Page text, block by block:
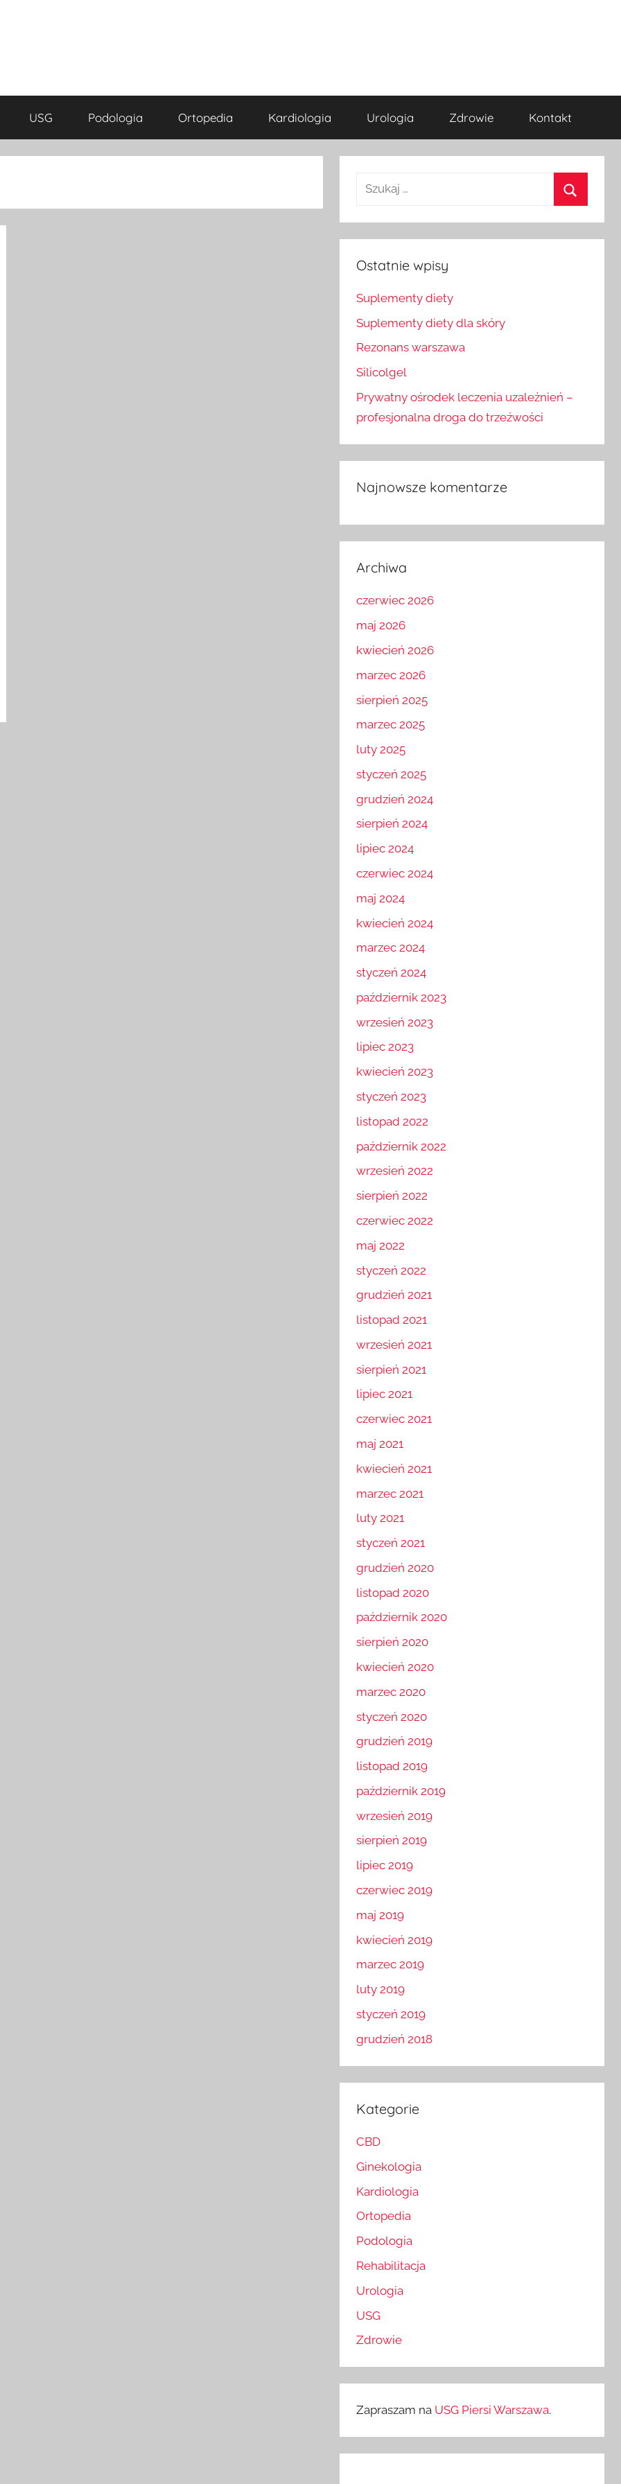
USG Podologia Ortopedia Kardiologia Urologia Zdrowie Kontakt
Szukaj
Ostatnie wpisy
Suplementy diety
Suplementy diety dla skóry
Rezonans warszawa
Silicolgel
Prywatny ośrodek leczenia uzależnień –
profesjonalna droga do trzeźwości
Najnowsze komentarze
Archiwa
czerwiec 2026
maj 2026
kwiecień 2026
marzec 2026
sierpień 2025
marzec 2025
luty 2025
styczeń 2025
grudzień 2024
sierpień 2024
lipiec 2024
czerwiec 2024
maj 2024
kwiecień 2024
marzec 2024
styczeń 2024
październik 2023
wrzesień 2023
lipiec 2023
kwiecień 2023
styczeń 2023
listopad 2022
październik 2022
wrzesień 2022
sierpień 2022
czerwiec 2022
maj 2022
styczeń 2022
grudzień 2021
listopad 2021
wrzesień 2021
sierpień 2021
lipiec 2021
czerwiec 2021
maj 2021
kwiecień 2021
marzec 2021
luty 2021
styczeń 2021
grudzień 2020
listopad 2020
październik 2020
sierpień 2020
kwiecień 2020
marzec 2020
styczeń 2020
grudzień 2019
listopad 2019
październik 2019
wrzesień 2019
sierpień 2019
lipiec 2019
czerwiec 2019
maj 2019
kwiecień 2019
marzec 2019
luty 2019
styczeń 2019
grudzień 2018
Kategorie
CBD
Ginekologia
Kardiologia
Ortopedia
Podologia
Rehabilitacja
Urologia
USG
Zdrowie
Zapraszam na USG Piersi Warszawa.